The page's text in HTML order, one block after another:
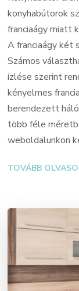
konyhabútorok
franciaágy miatt
A franciaágy két
Számos
ízlése szerint
kényelmes
berendezett
több féle
weboldalunkon
TOVÁBB